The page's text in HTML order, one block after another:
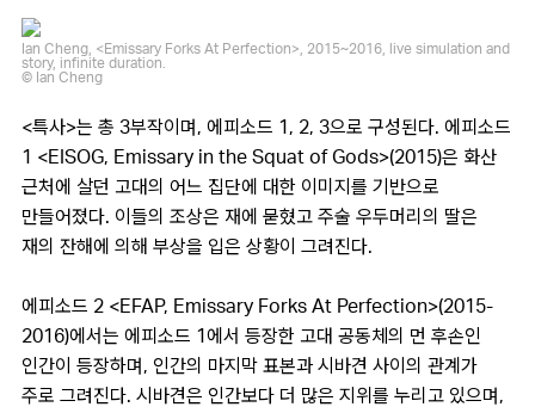
Ian Cheng, <Emissary Forks At Perfection>, 2015~2016, live simulation and
story, infinite duration.
© Ian Cheng
<특사>는 총 3부작이며, 에피소드 1, 2, 3으로 구성된다. 에피소드
1 <EISOG, Emissary in the Squat of Gods>(2015)은 화산
근처에 살던 고대의 어느 집단에 대한 이미지를 기반으로
만들어졌다. 이들의 조상은 재에 묻혔고 주술 우두머리의 딸은
재의 잔해에 의해 부상을 입은 상황이 그려진다.
에피소드 2 <EFAP, Emissary Forks At Perfection>(2015-
2016)에서는 에피소드 1에서 등장한 고대 공동체의 먼 후손인
인간이 등장하며, 인간의 마지막 표본과 시바견 사이의 관계가
주로 그려진다. 시바견은 인간보다 더 많은 지위를 누리고 있으며,